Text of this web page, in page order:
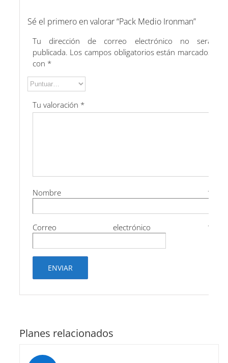
Sé el primero en valorar “Pack Medio Ironman”
Tu dirección de correo electrónico no será
publicada. Los campos obligatorios están marcados
con *
Tu valoración *
Nombre *
Correo electrónico *
Planes relacionados